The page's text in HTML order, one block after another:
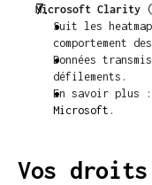
Microsoft Clarity
Suit les
comportement
Données
défilements.
En savoir plus :
Microsoft .
Vos